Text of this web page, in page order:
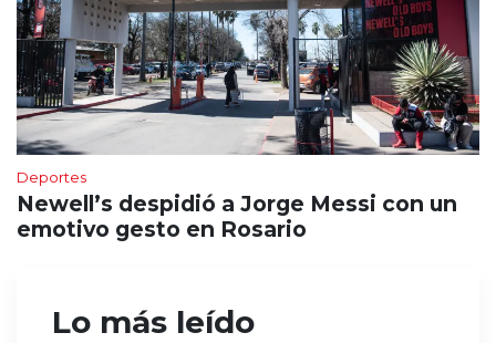
Deportes
Newell’s despidió a Jorge Messi con un
emotivo gesto en Rosario
Lo más leído